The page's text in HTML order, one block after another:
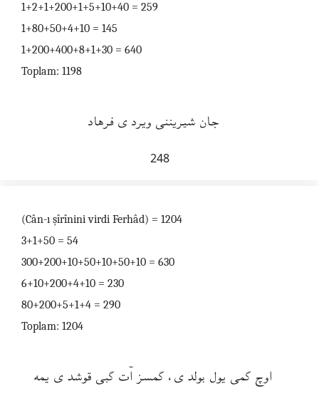
1+2+1+200+1+5+10+40 = 259
1+80+50+4+10 = 145
1+200+400+8+1+30 = 640
Toplam: 1198
جان شيريننى ويردى فرهاد
248
(Cân-ı şîrînini virdi Ferhâd) = 1204
3+1+50 = 54
300+200+10+50+10+50+10 = 630
6+10+200+4+10 = 230
80+200+5+1+4 = 290
Toplam: 1204
اوچ گمى يول بولدى، گمسز اۤت گبى قوشدى يمه